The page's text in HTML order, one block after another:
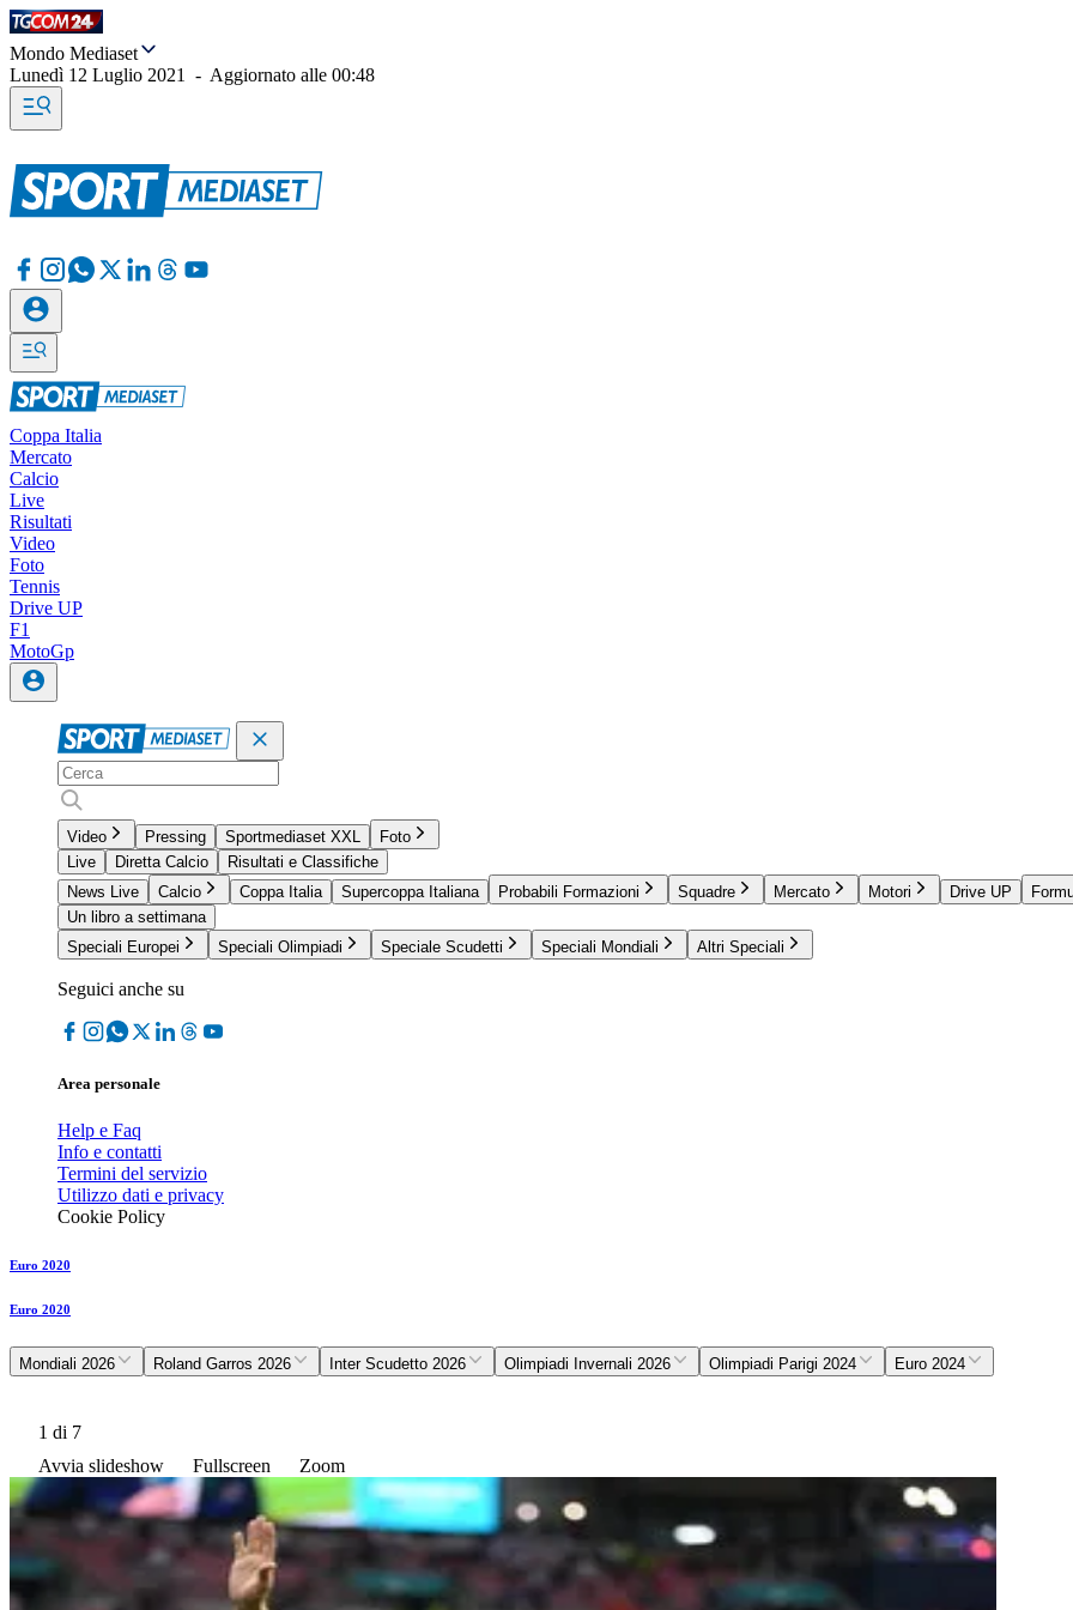
Mondo Mediaset
Lunedì 12 Luglio 2021
- Aggiornato alle 00:48
Coppa Italia
Mercato
Calcio
Live
Risultati
Video
Foto
Tennis
Drive UP
F1
MotoGp
Video Pressing Sportmediaset XXL
Foto
Live
Diretta Calcio
Risultati e Classifiche
News Live
Calcio Coppa Italia Supercoppa Italiana Probabili Formazioni Squadre Mercato Motori Drive UP
Un libro a settimana
Speciali Europei
Speciali Olimpiadi Speciale Scudetti Speciali Mondiali Altri Speciali
Seguici anche su
Area personale
Help e Faq
Info e contatti
Termini del servizio
Utilizzo dati e privacy
Cookie Policy
Euro 2020
Euro 2020
Mondiali 2026 Roland Garros 2026 Inter Scudetto 2026 Olimpiadi Invernali 2026 Olimpiadi Parigi 2024 Euro 2024
1 di 7
Avvia slideshow
Fullscreen Zoom